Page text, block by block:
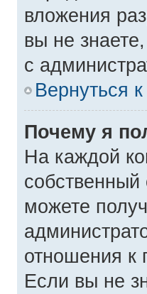
вложения
вы не
с
Вернуться
Почему я
На каждой
можете
отношения к
Если вы не